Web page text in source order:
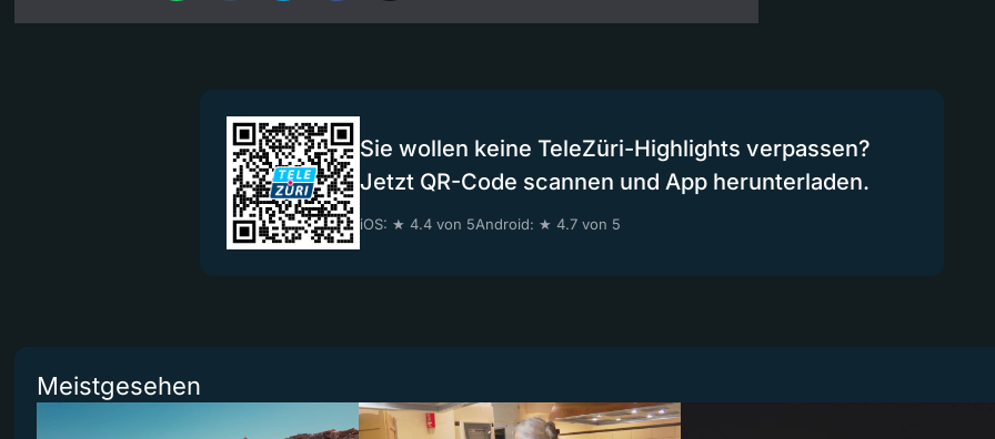
Sie wollen keine TeleZüri-Highlights verpassen?
Jetzt QR-Code scannen und App herunterladen.
iOS: ★ 4.4 von 5Android: ★ 4.7 von 5
Meistgesehen